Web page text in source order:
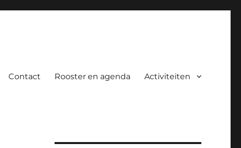
Contact Rooster en agenda Activiteiten